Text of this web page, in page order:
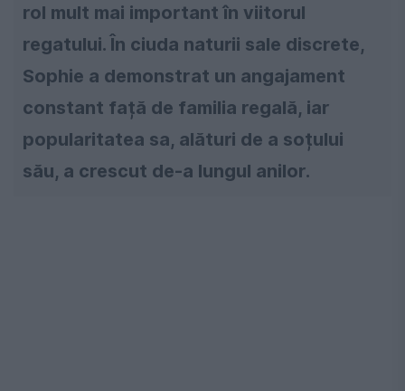
rol mult mai important în viitorul
regatului. În ciuda naturii sale discrete,
Sophie a demonstrat un angajament
constant față de familia regală, iar
popularitatea sa, alături de a soțului
său, a crescut de-a lungul anilor.